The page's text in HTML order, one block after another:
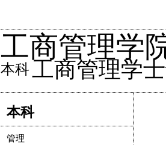
工商管理学
本科工商管理学
本科
管理